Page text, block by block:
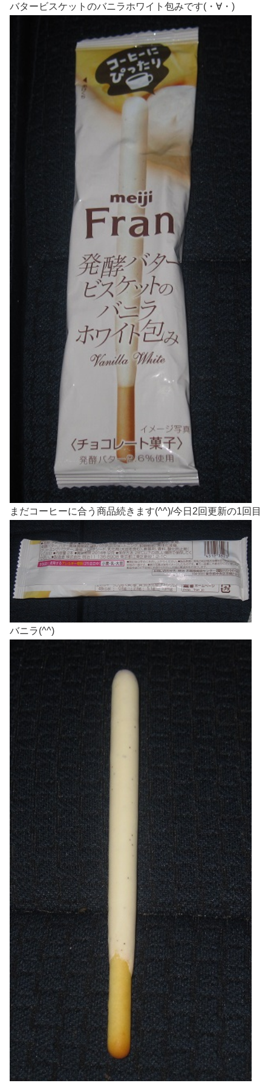
バタービスケットのバニラホワイト包みです(・∀・)
まだコーヒーに合う商品続きます(^^)/今日2回更新の1回目
バニラ(^^)